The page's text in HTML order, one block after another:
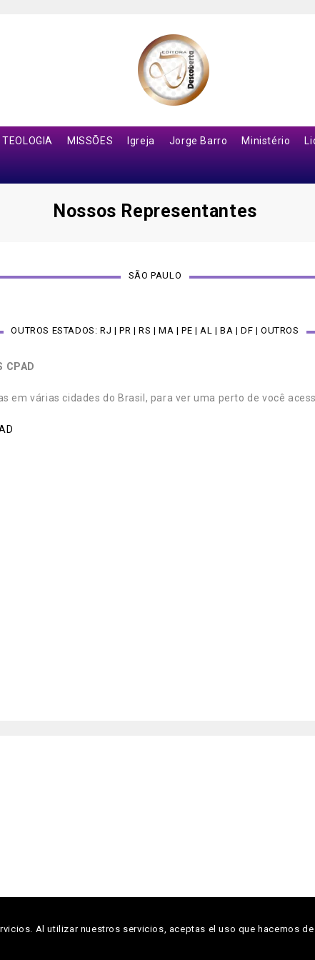
TEOLOGIA MISSÕES Igreja Jorge Barro Ministério
Nossos Representantes
SÃO PAULO
OUTROS ESTADOS: RJ | PR | RS | MA | PE | AL | BA | DF | OUTROS
CPAD
em várias cidades do Brasil, para ver uma perto de você
Al utilizar nuestros servicios, aceptas el uso que hacemos